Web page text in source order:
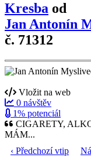
Kresba od
Jan Antonín
č. 71312
Vložit na web
0 návštěv
1% potenciál
CIGARETY,
MÁM...
‹ Předchozí vtip